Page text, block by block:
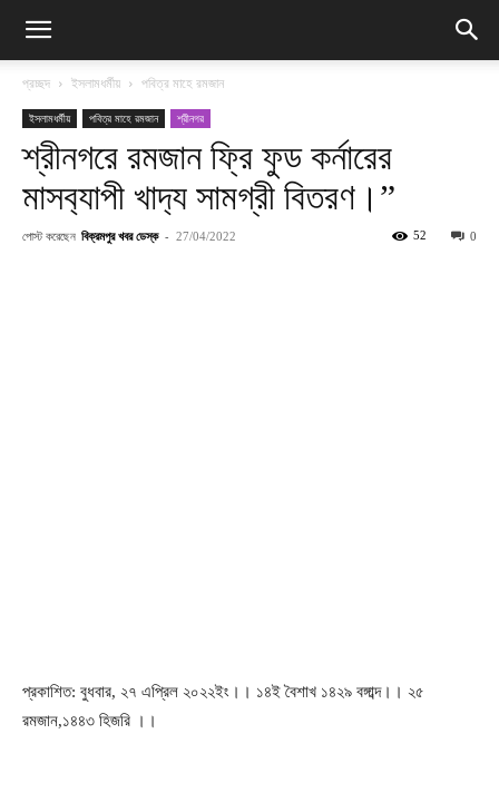
প্রচ্ছদ ইসলামধর্মীয় পবিত্র মাহে রমজান
ইসলামধর্মীয় পবিত্র মাহে রমজান শ্রীনগর
শ্রীনগরে রমজান ফ্রি ফুড কর্নারের
মাসব‍্যাপী খাদ‍্য সামগ্রী বিতরণ।”
পোস্ট করেছেন বিক্রমপুর খবর ডেস্ক - 27/04/2022 0
52
প্রকাশিত: বুধবার, ২৭ এপ্রিল ২০২২ইং।। ১৪ই বৈশাখ ১৪২৯ বঙ্গাব্দ।। ২৫
রমজান,১৪৪৩ হিজরি ।।